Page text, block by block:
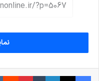
فیس بوک X لینکدین
‫تامبلر